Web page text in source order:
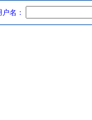
户名：